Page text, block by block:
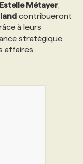
Estelle Métayer,
contribueront
à leurs
stratégique,
affaires.